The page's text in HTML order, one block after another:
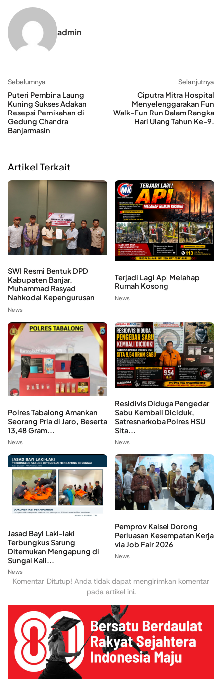
admin
Sebelumnya
Puteri Pembina Laung
Kuning Sukses Adakan
Resepsi Pernikahan di
Gedung Chandra
Banjarmasin
Selanjutnya
Ciputra Mitra Hospital
Menyelenggarakan Fun
Walk-Fun Run Dalam Rangka
Hari Ulang Tahun Ke-9.
Artikel Terkait
SWI Resmi Bentuk DPD
Kabupaten Banjar,
Muhammad Rasyad
Nahkodai Kepengurusan
News
Terjadi Lagi Api Melahap
Rumah Kosong
News
Polres Tabalong Amankan
Seorang Pria di Jaro, Beserta
13,48 Gram...
News
Residivis Diduga Pengedar
Sabu Kembali Diciduk,
Satresnarkoba Polres HSU
Sita...
News
Jasad Bayi Laki-laki
Terbungkus Sarung
Ditemukan Mengapung di
Sungai Kali...
News
Pemprov Kalsel Dorong
Perluasan Kesempatan Kerja
via Job Fair 2026
News
Komentar Ditutup! Anda tidak dapat mengirimkan komentar
pada artikel ini.